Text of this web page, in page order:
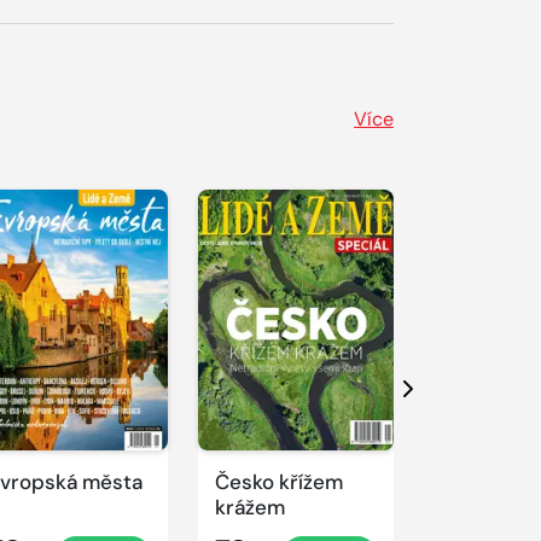
Více
města
Česko křížem
krážem
Další